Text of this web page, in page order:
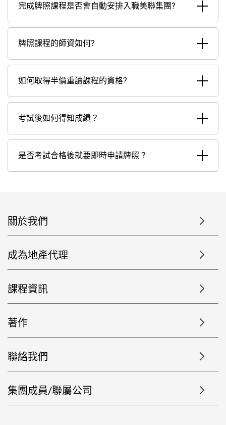
完成牌照課程是否會自動安排入職美聯集團?
牌照課程的師資如何?
如何取得半價重讀課程的資格?
考試後如何得知成績？
是否考試合格後就要即時申請牌照？
關於我們
成為地產代理
課程資訊
著作
聯絡我們
集團成員/聯屬公司